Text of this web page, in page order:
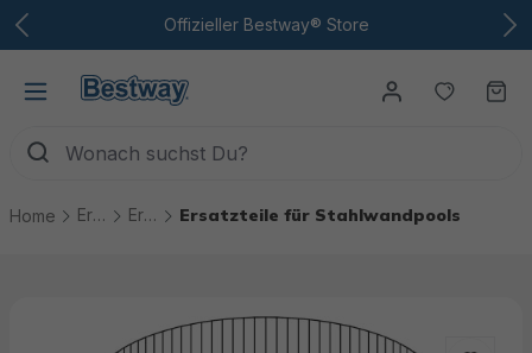
Zum Hauptinhalt Offizieller Bestway® Store
Du
Home Ersatzteile Ersatzteile Pools Ersatzteile für Stahlwandpools